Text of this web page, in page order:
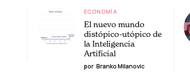
ECONOMÍA
El nuevo mundo
distópico-utópico de
la Inteligencia
Artificial
por Branko Milanovic